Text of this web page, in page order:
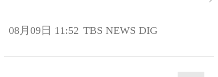
08月09日 11:52 TBS NEWS DIG